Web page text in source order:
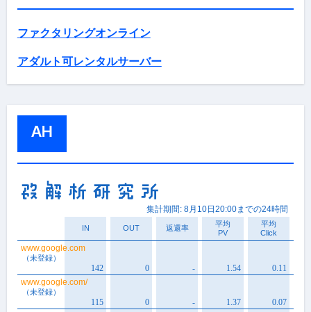
ファクタリングオンライン
アダルト可レンタルサーバー
AH